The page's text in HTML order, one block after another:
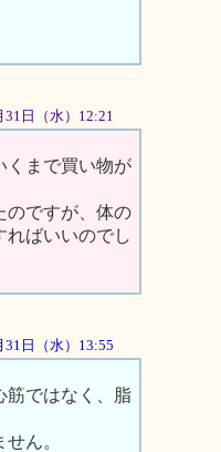
31日（水）12:21
くまで買い物が
のですが、体の
ればいいのでし
31日（水）13:55
筋ではなく、脂
ん。